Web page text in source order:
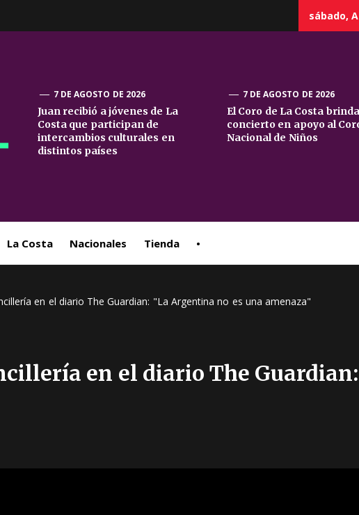
sábado,
La
Costa
7 DE AGOSTO DE 2026
Juan recibió a jóvenes de La
Costa que participan de
intercambios culturales en
distintos países
7 DE AGOSTO DE 2026
El Coro de La Costa
concierto en apoyo al
Nacional de Niños
La Costa Nacionales Tienda •
en el diario The Guardian: "La Argentina no es una amenaza"
en el diario The